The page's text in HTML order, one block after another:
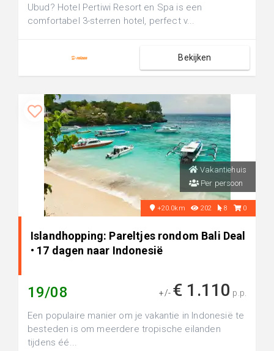
Ubud? Hotel Pertiwi Resort en Spa is een
comfortabel 3-sterren hotel, perfect v...
Bekijken
Vakantiehuis
Per persoon
+20.0km 202 8 0
Islandhopping: Pareltjes rondom Bali Deal
• 17 dagen naar Indonesië
19/08 +/- € 1.110 p.p.
Een populaire manier om je vakantie in Indonesië te
besteden is om meerdere tropische eilanden
tijdens éé...